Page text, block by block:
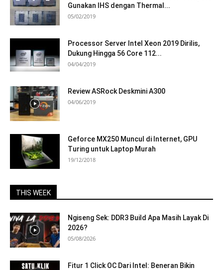
Gunakan IHS dengan Thermal...
05/02/2019
Processor Server Intel Xeon 2019 Dirilis,
Dukung Hingga 56 Core 112...
04/04/2019
Review ASRock Deskmini A300
04/06/2019
Geforce MX250 Muncul di Internet, GPU
Turing untuk Laptop Murah
19/12/2018
THIS WEEK
Ngiseng Sek: DDR3 Build Apa Masih Layak Di
2026?
05/08/2026
Fitur 1 Click OC Dari Intel: Beneran Bikin